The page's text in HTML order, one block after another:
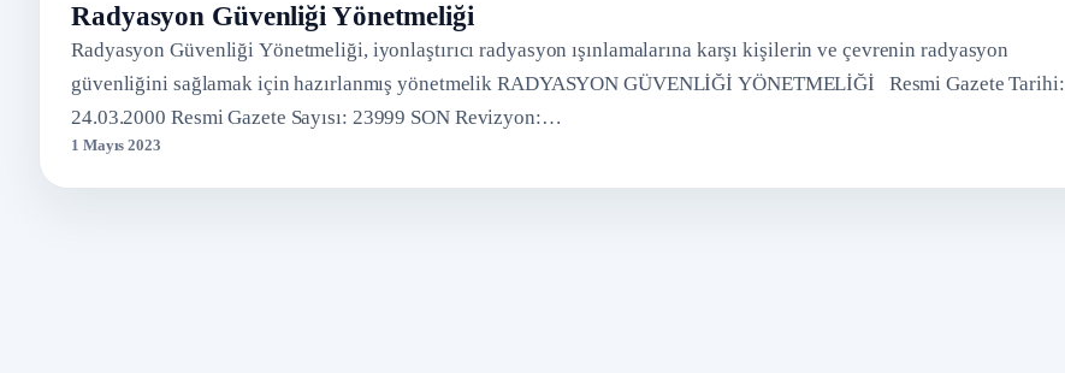
Radyasyon Güvenliği Yönetmeliği
Radyasyon Güvenliği Yönetmeliği, iyonlaştırıcı radyasyon ışınlamalarına karşı kişilerin ve çevrenin radyasyon
güvenliğini sağlamak için hazırlanmış yönetmelik RADYASYON GÜVENLİĞİ YÖNETMELİĞİ Resmi Gazete Tarihi:
24.03.2000 Resmi Gazete Sayısı: 23999 SON Revizyon:…
1 Mayıs 2023